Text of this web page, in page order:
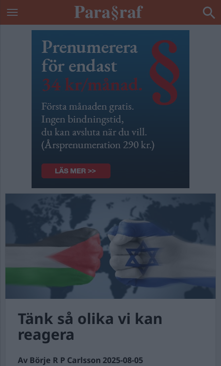
Tänk så olika vi kan
reagera
Av Börje R P Carlsson 2025-08-05